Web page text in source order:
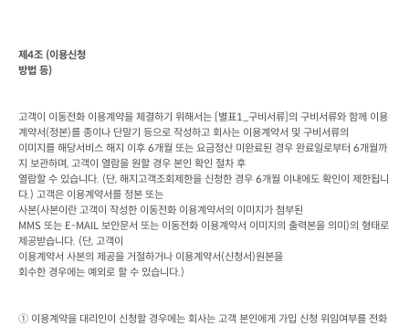
제 4조 (이용신청
방법 등)
고객이 이동전화 이용계약을 체결하기 위해서는 별표1_ 구비서류 의 구비서류와 함께 이용
계약서 (정본)를 종이나 단말기 등으로 작성하고 회사는 이용계약서 및 구비서류의
이미지를 해당서비스 해지 이후 6개월 또는 요금정산 미완료된 경우 완료일로부터 6개월까
지 보관하며, 고객이 열람을 원할 경우 본인 확인 절차 후
열람할 수 있습니다. (단, 해지고객조회제한을 신청한 경우 6개월 이내에도 확인이 제한됩니
다.) 고객은 이용계약서를 정본 또는
사본(사본이란 고객이 작성한 이동전화 이용계약서의 이미지가 첨부된
MMS 또는 E-MAIL 보안문서 또는 이동전화 이용계약서 이미지의 출력본을 의미 )의 형태로
제공받습니다. (단, 고객이
이용계약서 사본의 제공을 거절하거나 이용계약서 (신청서 )원본을
회수한 경우에는 예외로 할 수 있습니다.)
① 이용계약을 대리인이 신청할 경우에는 회사는 고객 본인에게 가입 신청 위임여부를 전화